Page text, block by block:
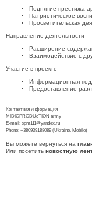
Поднятие престижа
Патриотическое
Просветительская
Направление деятельности
Расширение
Взаимодействие с
Участие в проекте
Информационная
Предоставление
Контактная информация
MIDICPRODUcTION army
E-mail: spm111@yandex.ru
Phone: +380939188089 (Ukraine. Mobile)
Вы можете вернуться на
Или посетить новостную